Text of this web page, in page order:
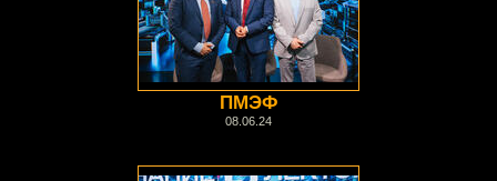
ПМЭФ
08.06.24